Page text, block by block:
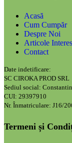
Acasă
Cum Cumpăr
Despre Noi
Articole
Contact
Date indetificare:
SC CIROKA PROD SRL
Sediul social:
CUI: 29397910
Nr. Înmatriculare: J16/
Termeni și